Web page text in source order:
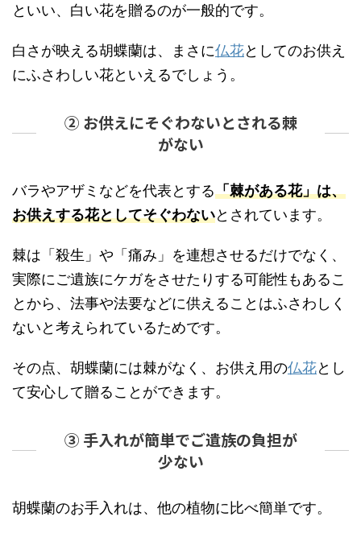
といい、白い花を贈るのが一般的です。
白さが映える胡蝶蘭は、まさに仏花としてのお供え
にふさわしい花といえるでしょう。
② お供えにそぐわないとされる棘
がない
バラやアザミなどを代表とする「棘がある花」は、
お供えする花としてそぐわないとされています。
棘は「殺生」や「痛み」を連想させるだけでなく、
実際にご遺族にケガをさせたりする可能性もあるこ
とから、法事や法要などに供えることはふさわしく
ないと考えられているためです。
その点、胡蝶蘭には棘がなく、お供え用の仏花とし
て安心して贈ることができます。
③ 手入れが簡単でご遺族の負担が
少ない
胡蝶蘭のお手入れは、他の植物に比べ簡単です。